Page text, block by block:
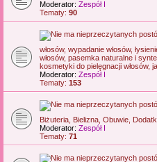
Moderator: Zespół I
Tematy: 90
włosów, wypadanie włosów,
włosów, pasemka naturalne i
kosmetyki do pielęgnacji włosów,
Moderator: Zespół I
Tematy: 153
Biżuteria, Bielizna, Obuwie,
Moderator: Zespół I
Tematy: 71